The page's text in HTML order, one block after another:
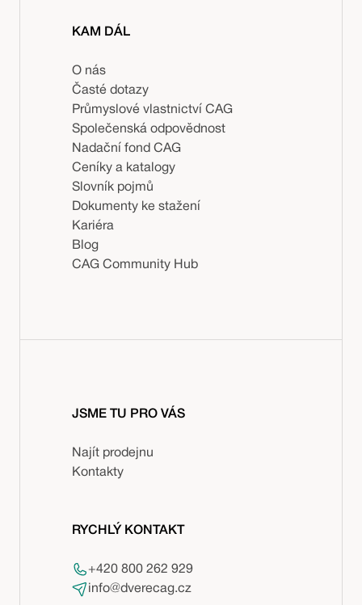
KAM DÁL
O nás
Časté dotazy
Průmyslové vlastnictví CAG
Společenská odpovědnost
Nadační fond CAG
Ceníky a katalogy
Slovník pojmů
Dokumenty ke stažení
Kariéra
Blog
CAG Community Hub
JSME TU PRO VÁS
Najít prodejnu
Kontakty
RYCHLÝ KONTAKT
+420 800 262 929
info@dverecag.cz